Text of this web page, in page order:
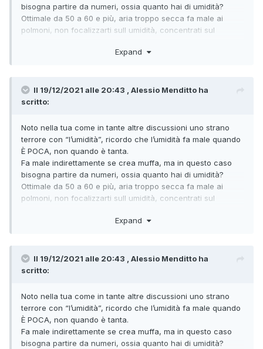
secondo me è una spesa inutile ma è un mio parere
personale, di sicuro sono due tipi di calore differenti
bisogna partire da numeri, ossia quanto hai di umidità?
Ottimale da 50 a 60 e più, aria troppo secca fa male ai
polmoni, non focalizzarti sull umidità, concentrati sul
Expand
Il 19/12/2021 alle 20:43 , Alessio Menditto ha
scritto:
Noto nella tua come in tante altre discussioni uno strano
terrore con “l’umidità”, ricordo che l’umidità fa male quando
È POCA, non quando è tanta.
Fa male indirettamente se crea muffa, ma in questo caso
bisogna partire da numeri, ossia quanto hai di umidità?
Ottimale da 50 a 60 e più, aria troppo secca fa male ai
polmoni, non focalizzarti sull umidità, concentrati sul
Expand
Il 19/12/2021 alle 20:43 , Alessio Menditto ha
scritto:
Noto nella tua come in tante altre discussioni uno strano
terrore con “l’umidità”, ricordo che l’umidità fa male quando
È POCA, non quando è tanta.
Fa male indirettamente se crea muffa, ma in questo caso
bisogna partire da numeri, ossia quanto hai di umidità?